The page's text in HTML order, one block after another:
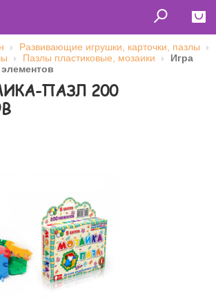
Close
Развивающие игрушки, карточки, пазлы
Пазлы пластиковые, мозаики
Игра
ПАЗЛ 200